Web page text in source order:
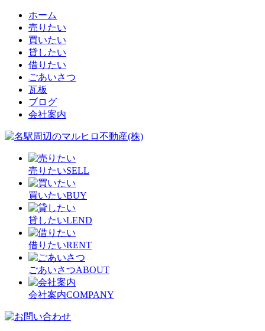
ホーム
売りたい
買いたい
貸したい
借りたい
ごあいさつ
瓦板
ブログ
会社案内
売りたいSELL
買いたいBUY
貸したいLEND
借りたいRENT
ごあいさつABOUT
会社案内COMPANY